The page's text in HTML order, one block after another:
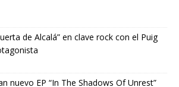
de Alcalá” en clave rock con el Puig
nuevo EP “In The Shadows Of Unrest”